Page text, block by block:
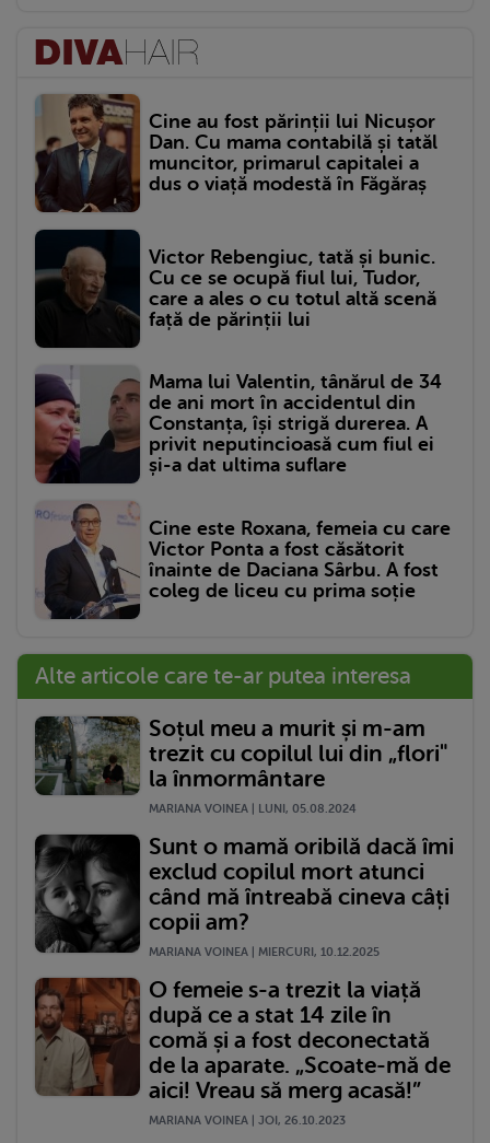
Cine au fost părinții lui Nicușor
Dan. Cu mama contabilă și tatăl
muncitor, primarul capitalei a
dus o viață modestă în Făgăraș
Victor Rebengiuc, tată și bunic.
Cu ce se ocupă fiul lui, Tudor,
care a ales o cu totul altă scenă
față de părinții lui
Mama lui Valentin, tânărul de 34
de ani mort în accidentul din
Constanța, își strigă durerea. A
privit neputincioasă cum fiul ei
și-a dat ultima suflare
Cine este Roxana, femeia cu care
Victor Ponta a fost căsătorit
înainte de Daciana Sârbu. A fost
coleg de liceu cu prima soție
Alte articole care te-ar putea interesa
Soțul meu a murit și m-am
trezit cu copilul lui din „flori"
la înmormântare
MARIANA VOINEA | LUNI, 05.08.2024
Sunt o mamă oribilă dacă îmi
exclud copilul mort atunci
când mă întreabă cineva câți
copii am?
MARIANA VOINEA | MIERCURI, 10.12.2025
O femeie s-a trezit la viață
după ce a stat 14 zile în
comă și a fost deconectată
de la aparate. „Scoate-mă de
aici! Vreau să merg acasă!”
MARIANA VOINEA | JOI, 26.10.2023